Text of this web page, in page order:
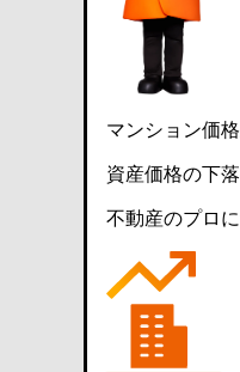
マンション価
資産価格の下
不動産のプロ